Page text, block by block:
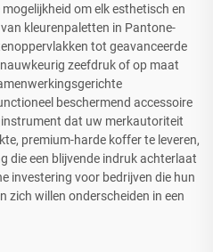
om elk esthetisch en
kleurenpaletten in Pantone-
tot geavanceerde
zeefdruk of op maat
beschermend accessoire
dat uw merkautoriteit
premium-harde koffer te leveren,
die een blijvende indruk achterlaat
investering voor bedrijven die hun
zich willen onderscheiden in een